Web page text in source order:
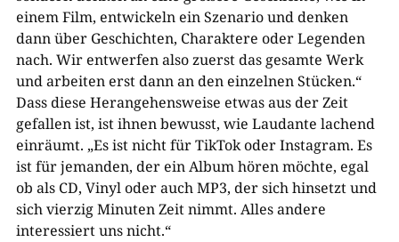
einem Film, entwickeln ein Szenario und denken
dann über Geschichten, Charaktere oder Legenden
nach. Wir entwerfen also zuerst das gesamte Werk
und arbeiten erst dann an den einzelnen Stücken.“
Dass diese Herangehensweise etwas aus der Zeit
gefallen ist, ist ihnen bewusst, wie Laudante lachend
einräumt. „Es ist nicht für TikTok oder Instagram. Es
ist für jemanden, der ein Album hören möchte, egal
ob als CD, Vinyl oder auch MP3, der sich hinsetzt und
sich vierzig Minuten Zeit nimmt. Alles andere
interessiert uns nicht.“